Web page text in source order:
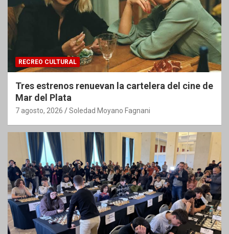
RECREO CULTURAL
Tres estrenos renuevan la cartelera del cine de
Mar del Plata
7 agosto, 2026 Soledad Moyano Fagnani